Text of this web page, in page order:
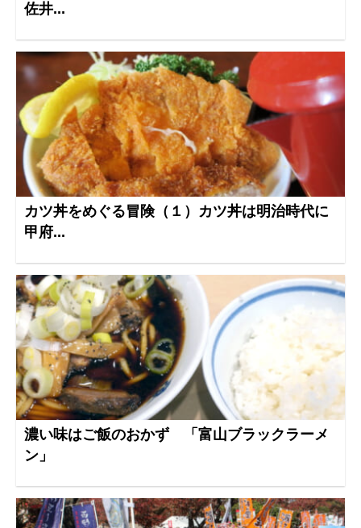
佐井...
カツ丼をめぐる冒険（１）カツ丼は明治時代に
甲府...
濃い味はご飯のおかず 「富山ブラックラーメ
ン」